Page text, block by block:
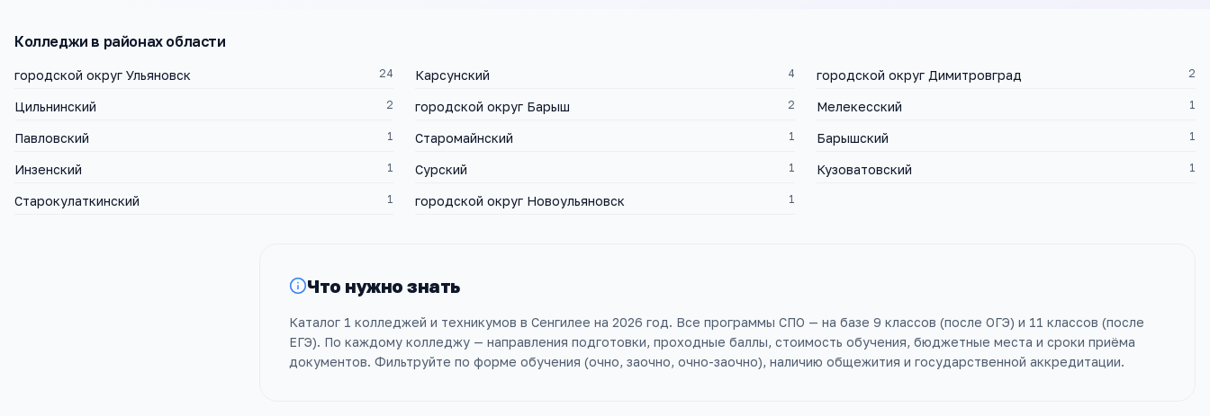
Колледжи в районах области
городской округ Ульяновск 24 Карсунский 4 городской округ Димитровград 2
Цильнинский 2 городской округ Барыш 2 Мелекесский 1
Павловский 1 Старомайнский 1 Барышский 1
Инзенский 1 Сурский 1 Кузоватовский 1
Старокулаткинский 1 городской округ Новоульяновск 1
Что нужно знать
Каталог 1 колледжей и техникумов в Сенгилее на 2026 год. Все программы СПО — на базе 9 классов (после ОГЭ) и 11 классов (после
ЕГЭ). По каждому колледжу — направления подготовки, проходные баллы, стоимость обучения, бюджетные места и сроки приёма
документов. Фильтруйте по форме обучения (очно, заочно, очно-заочно), наличию общежития и государственной аккредитации.